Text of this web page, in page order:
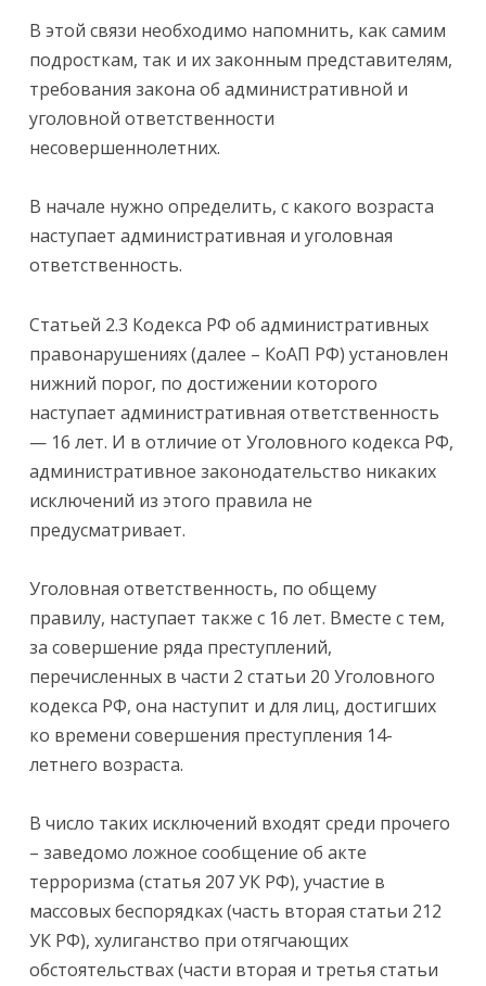
В этой связи необходимо напомнить, как самим
подросткам, так и их законным представителям,
требования закона об административной и
уголовной ответственности
несовершеннолетних.
В начале нужно определить, с какого возраста
наступает административная и уголовная
ответственность.
Статьей 2.3 Кодекса РФ об административных
правонарушениях (далее – КоАП РФ) установлен
нижний порог, по достижении которого
наступает административная ответственность
— 16 лет. И в отличие от Уголовного кодекса РФ,
административное законодательство никаких
исключений из этого правила не
предусматривает.
Уголовная ответственность, по общему
правилу, наступает также с 16 лет. Вместе с тем,
за совершение ряда преступлений,
перечисленных в части 2 статьи 20 Уголовного
кодекса РФ, она наступит и для лиц, достигших
ко времени совершения преступления 14-
летнего возраста.
В число таких исключений входят среди прочего
– заведомо ложное сообщение об акте
терроризма (статья 207 УК РФ), участие в
массовых беспорядках (часть вторая статьи 212
УК РФ), хулиганство при отягчающих
обстоятельствах (части вторая и третья статьи